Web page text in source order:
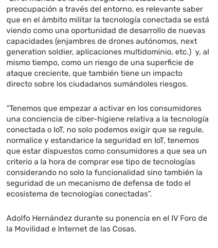
preocupación a través del entorno, es relevante saber
que en el ámbito militar la tecnología conectada se está
viendo como una oportunidad de desarrollo de nuevas
capacidades (enjambres de drones autónomos, next
generation soldier, aplicaciones multidominio, etc.) y, al
mismo tiempo, como un riesgo de una superficie de
ataque creciente, que también tiene un impacto
directo sobre los ciudadanos sumándoles riesgos.
“Tenemos que empezar a activar en los consumidores
una conciencia de ciber-higiene relativa a la tecnología
conectada o IoT, no solo podemos exigir que se regule,
normalice y estandarice la seguridad en IoT, tenemos
que estar dispuestos como consumidores a que sea un
criterio a la hora de comprar ese tipo de tecnologías
considerando no solo la funcionalidad sino también la
seguridad de un mecanismo de defensa de todo el
ecosistema de tecnologías conectadas”.
Adolfo Hernández durante su ponencia en el IV Foro de
la Movilidad e Internet de las Cosas.